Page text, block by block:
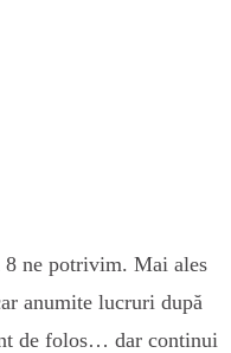
ne potrivim. Mai ales
anumite lucruri după
de folos… dar continui